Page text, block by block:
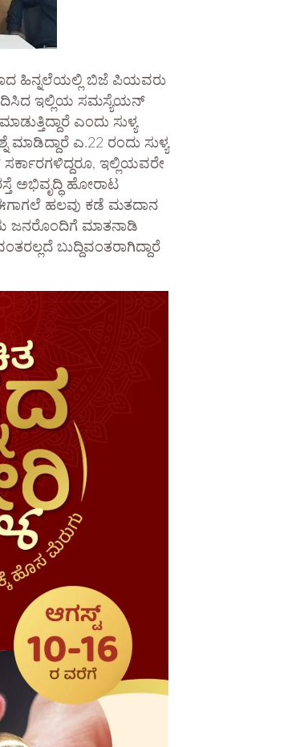
ಹಿನ್ನಲೆಯಲ್ಲಿ ಬಿಜೆ ಪಿಯವರು
ಇಲ್ಲಿಯ ಸಮಸ್ಯೆಯನ್
ಎಂದು ಸುಳ್ಯ
ಮಾಡಿದ್ದಾರೆ ಎ.22 ರಂದು ಸುಳ್ಯ
ಇಲ್ಲಿಯವರೇ
ಅಭಿವೃದ್ಧಿ ಹೋರಾಟ
ಈಗಾಗಲೆ ಹಲವು ಕಡೆ ಮತದಾನ
ಜನರೊಂದಿಗೆ ಮಾತನಾಡಿ
ಬುದ್ದಿವಂತರಾಗಿದ್ದಾರೆ